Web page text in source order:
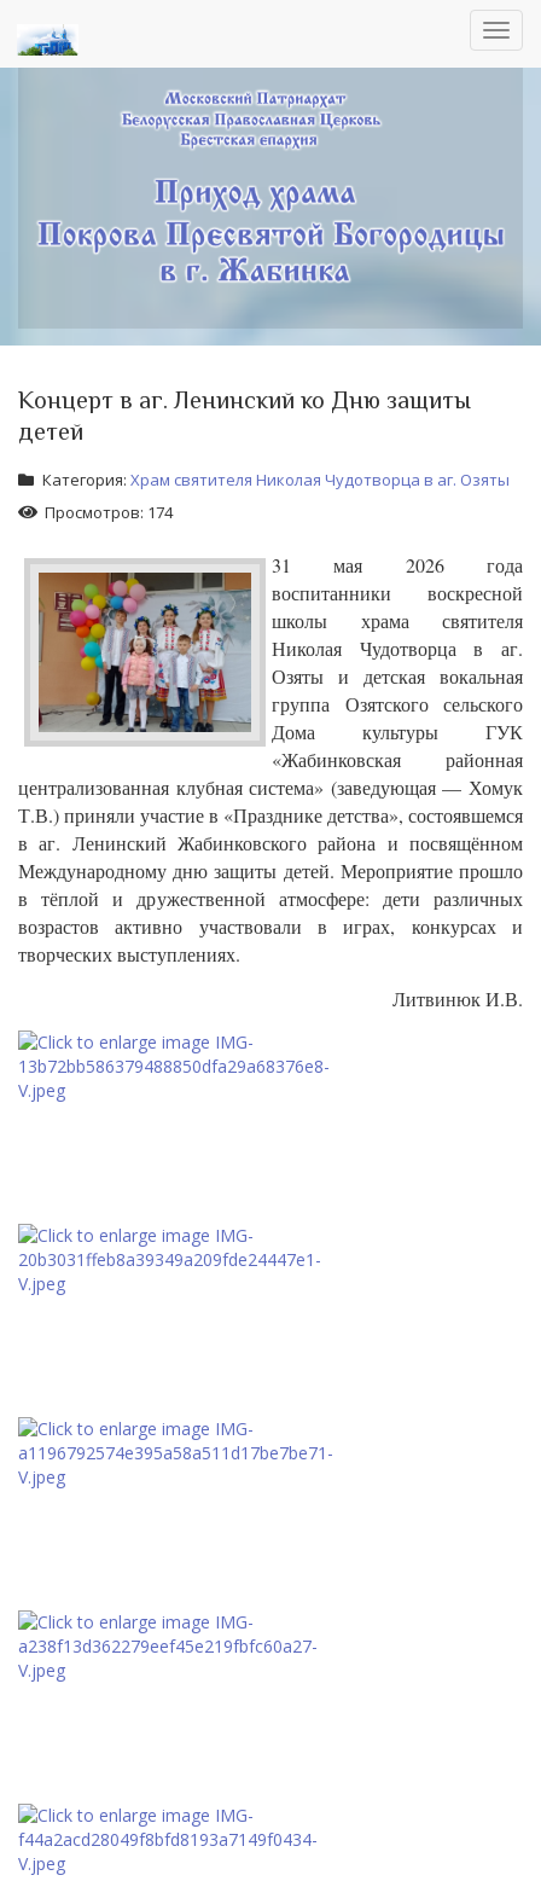
Концерт в аг. Ленинский ко Дню защиты
детей
Категория: Храм святителя Николая Чудотворца в аг. Озяты
Просмотров: 174
31 мая 2026 года
воспитанники воскресной
школы храма святителя
Николая Чудотворца в аг.
Озяты и детская вокальная
группа Озятского сельского
Дома культуры ГУК
«Жабинковская районная
централизованная клубная система» (заведующая — Хомук
Т.В.) приняли участие в «Празднике детства», состоявшемся
в аг. Ленинский Жабинковского района и посвящённом
Международному дню защиты детей. Мероприятие прошло
в тёплой и дружественной атмосфере: дети различных
возрастов активно участвовали в играх, конкурсах и
творческих выступлениях.
Литвинюк И.В.